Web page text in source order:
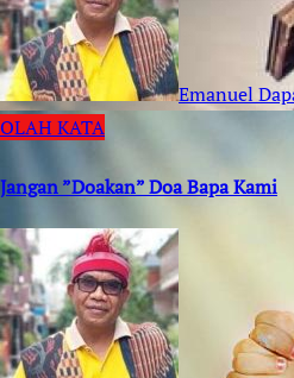
Emanuel
OLAH KATA
Jangan ”Doakan” Doa Bapa Kami